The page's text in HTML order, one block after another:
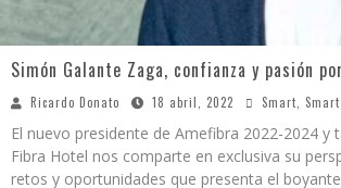
Simón Galante Zaga, confianza y pasión
Ricardo Donato 18 abril, 2022 Smart
El nuevo presidente de Amefibra 2022-2024 y
Fibra Hotel nos comparte en exclusiva su
retos y oportunidades que presenta el